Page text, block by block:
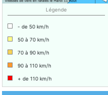
Légende
- de 50 km/h
50 à 70 km/h
70 à 90 km/h
90 à 110 km/h
+ de 110 km/h